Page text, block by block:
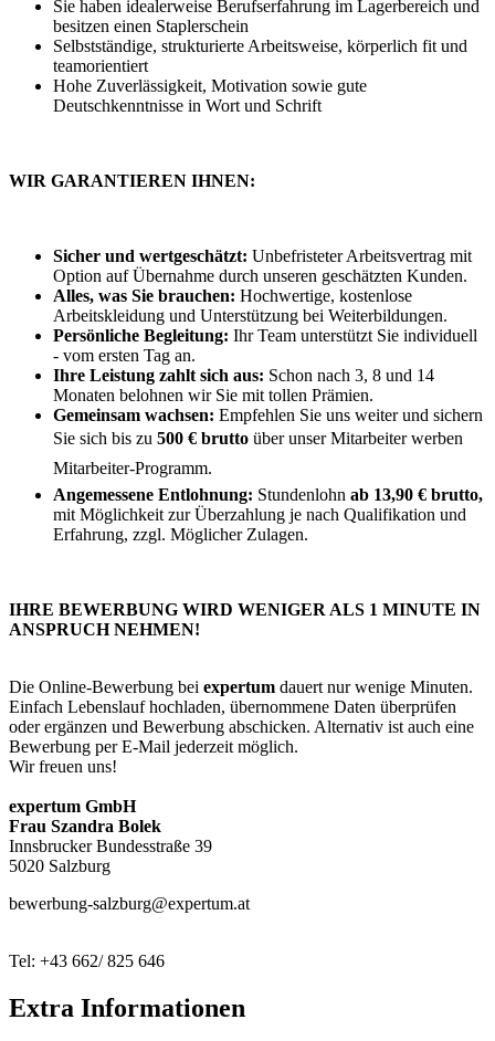
Sie haben idealerweise Berufserfahrung im Lagerbereich und
besitzen einen Staplerschein
Selbstständige, strukturierte Arbeitsweise, körperlich fit und
teamorientiert
Hohe Zuverlässigkeit, Motivation sowie gute
Deutschkenntnisse in Wort und Schrift
WIR GARANTIEREN IHNEN:
Sicher und wertgeschätzt: Unbefristeter Arbeitsvertrag mit
Option auf Übernahme durch unseren geschätzten Kunden.
Alles, was Sie brauchen: Hochwertige, kostenlose
Arbeitskleidung und Unterstützung bei Weiterbildungen.
Persönliche Begleitung: Ihr Team unterstützt Sie individuell
- vom ersten Tag an.
Ihre Leistung zahlt sich aus: Schon nach 3, 8 und 14
Monaten belohnen wir Sie mit tollen Prämien.
Gemeinsam wachsen: Empfehlen Sie uns weiter und sichern
Sie sich bis zu 500 € brutto über unser Mitarbeiter werben
Mitarbeiter-Programm.
Angemessene Entlohnung: Stundenlohn ab 13,90 € brutto,
mit Möglichkeit zur Überzahlung je nach Qualifikation und
Erfahrung, zzgl. Möglicher Zulagen.
IHRE BEWERBUNG WIRD WENIGER ALS 1 MINUTE IN
ANSPRUCH NEHMEN!
Die Online-Bewerbung bei expertum dauert nur wenige Minuten.
Einfach Lebenslauf hochladen, übernommene Daten überprüfen
oder ergänzen und Bewerbung abschicken. Alternativ ist auch eine
Bewerbung per E-Mail jederzeit möglich.
Wir freuen uns!
expertum GmbH
Frau Szandra Bolek
Innsbrucker Bundesstraße 39
5020 Salzburg
bewerbung-salzburg@expertum.at
Tel: +43 662/ 825 646
Extra Informationen